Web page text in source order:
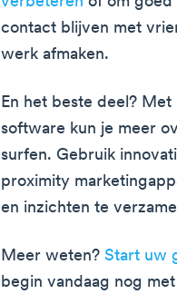
contact blijven met
werk afmaken.
En het beste deel?
software kun je meer
surfen. Gebruik
proximity
en inzichten te
Meer weten?Start uw
begin vandaag nog